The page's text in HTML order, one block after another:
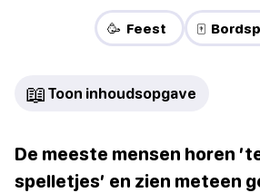
🥳 Feest 🀄
📖 Toon inhoudsopgave
De meeste mensen horen
spelletjes’ en zien meteen